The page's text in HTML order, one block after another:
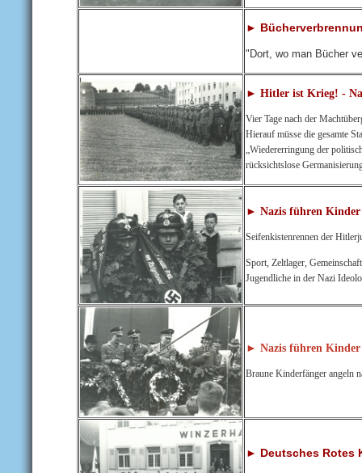
►
"Dort, wo man Bücher
► Hitler ist Krieg! -
Vier Tage nach der
Hierauf müsse die gesamte
„Wiedererringung der
rücksichtslose
► Nazis führen Kinder
Seifenkistenrennen der
Sport, Zeltlager,
Jugendliche in der Nazi
► Nazis führen Kinder
Braune Kinderfänger angeln
► Deutsches Rotes